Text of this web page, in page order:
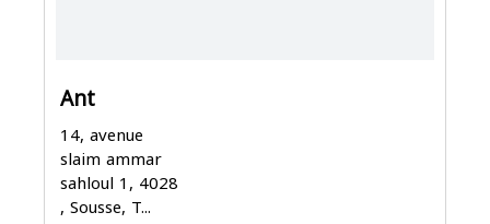
Ant
14, avenue
slaim ammar
sahloul 1, 4028
, Sousse, T...